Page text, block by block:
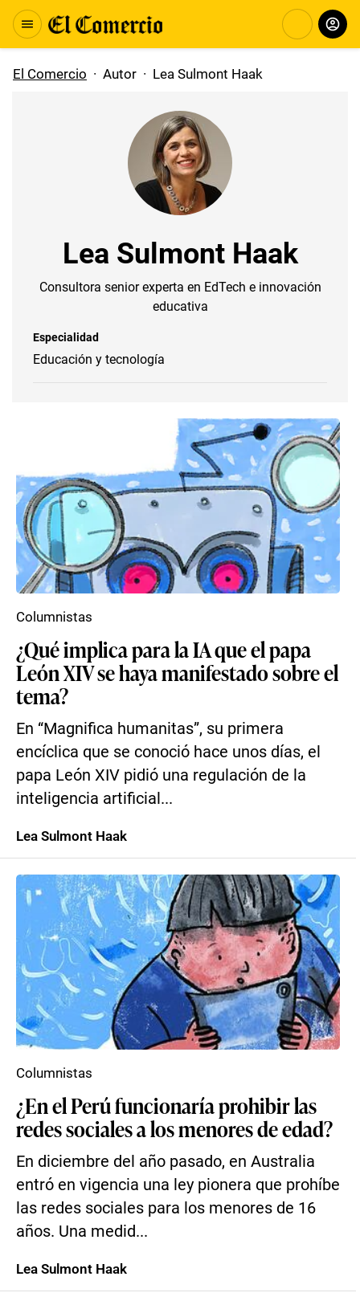
El Comercio · Autor · Lea Sulmont Haak
Lea Sulmont Haak
Consultora senior experta en EdTech e innovación
educativa
Especialidad
Educación y tecnología
¿Qué implica para la IA que el papa
León XIV se haya manifestado sobre el
tema?
En “Magnifica humanitas”, su primera
encíclica que se conoció hace unos días, el
papa León XIV pidió una regulación de la
inteligencia artificial...
Columnistas
Lea Sulmont Haak
¿En el Perú funcionaría prohibir las
redes sociales a los menores de edad?
En diciembre del año pasado, en Australia
entró en vigencia una ley pionera que prohíbe
las redes sociales para los menores de 16
años. Una medid...
Columnistas
Lea Sulmont Haak